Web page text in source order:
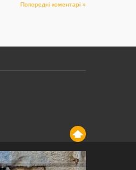
Попередні коментарі »